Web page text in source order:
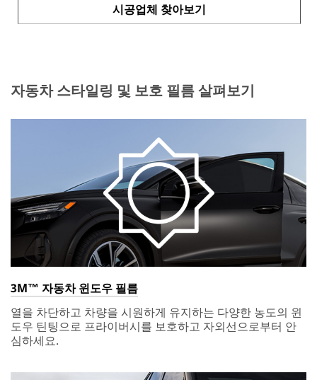
시공업체 찾아보기
자동차 스타일링 및 보호 필름 살펴보기
3M™ 자동차 윈도우 필름
열을 차단하고 차량을 시원하게 유지하는 다양한 농도의 윈
도우 틴팅으로 프라이버시를 보호하고 자외선으로부터 안
심하세요.